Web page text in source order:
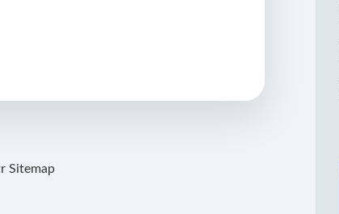
Sitemap